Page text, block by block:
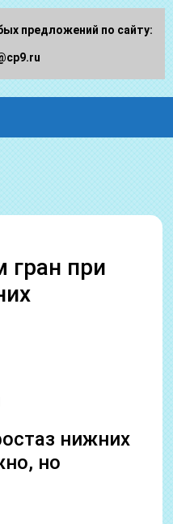
гран при
нижних
но
предложений по сайту: